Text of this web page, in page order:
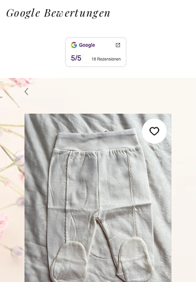
Google Bewertungen